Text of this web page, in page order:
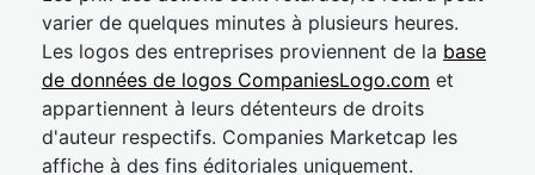
varier de quelques minutes à plusieurs heures.
Les logos des entreprises proviennent de la base
de données de logos CompaniesLogo.com et
appartiennent à leurs détenteurs de droits
d'auteur respectifs. Companies Marketcap les
affiche à des fins éditoriales uniquement.